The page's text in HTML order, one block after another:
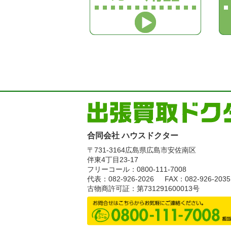
合同会社 ハウスドクター
〒731-3164広島県広島市安佐南区
伴東4丁目23-17
フリーコール：0800-111-7008
代表：082-926-2026
FAX：082-926-2035
古物商許可証：第731291600013号